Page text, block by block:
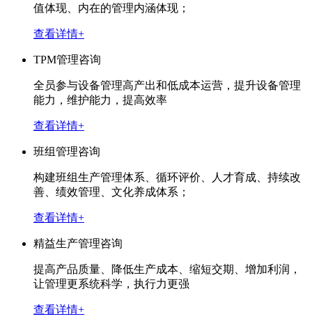
值体现、内在的管理内涵体现；
查看详情+
TPM管理咨询
全员参与设备管理高产出和低成本运营，提升设备管理
能力，维护能力，提高效率
查看详情+
班组管理咨询
构建班组生产管理体系、循环评价、人才育成、持续改
善、绩效管理、文化养成体系；
查看详情+
精益生产管理咨询
提高产品质量、降低生产成本、缩短交期、增加利润，
让管理更系统科学，执行力更强
查看详情+